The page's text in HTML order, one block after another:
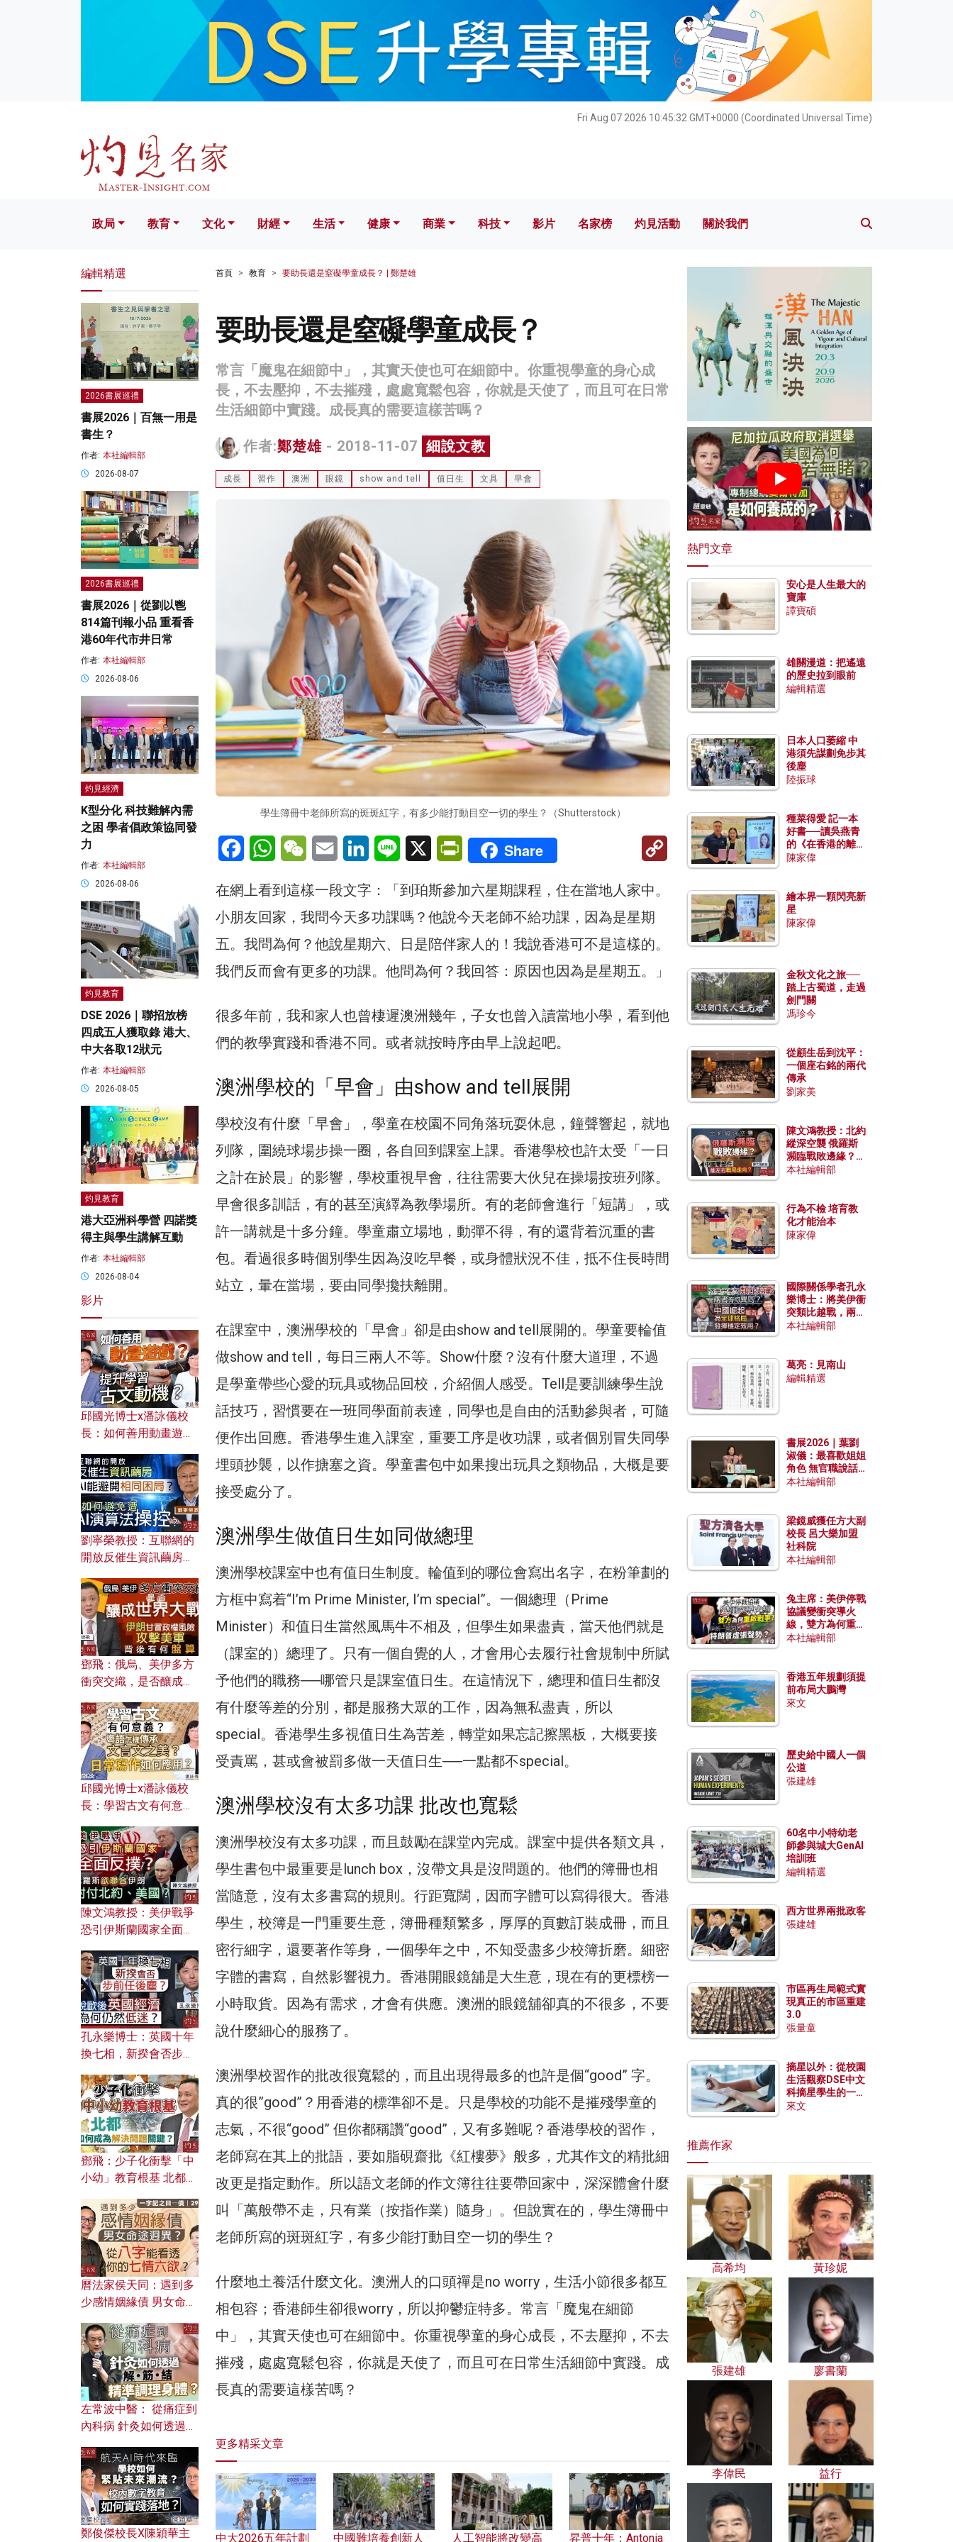
Fri Aug 07 2026 10:45:34 GMT+0000 (Coordinated Universal Time)
文化 財經 生活 健康 科技 影片 名家榜 灼見活動 關於我們
政局 教育 文化 財經 生活 健康 商業 科技 影片 名家榜 灼見活動 關於我們
首頁 教育 要助長還是窒礙學童成長？ | 鄭楚雄
要助長還是窒礙學童成長？
常言「魔鬼在細節中」，其實天使也可在細節中。你重視學童的身心成
長，不去壓抑，不去摧殘，處處寬鬆包容，你就是天使了，而且可在日常
生活細節中實踐。成長真的需要這樣苦嗎？
作者:鄭楚雄 - 2018-11-07 細說文教
成長 習作 澳洲 眼鏡 show and tell 值日生 文具 早會
學生簿冊中老師所寫的斑斑紅字，有多少能打動目空一切的學生？（Shutterstock）
FacebookWhatsAppWeChatEmail LinkedInLine X PrintFriendly
Share
Copy
在網上看到這樣一段文字：「到珀斯參加六星期課程，住在當地人家中。
小朋友回家，我問今天多功課嗎？他說今天老師不給功課，因為是星期
五。我問為何？他說星期六、日是陪伴家人的！我說香港可不是這樣的。
我們反而會有更多的功課。他問為何？我回答：原因也因為是星期五。」
很多年前，我和家人也曾棲遲澳洲幾年，子女也曾入讀當地小學，看到他
們的教學實踐和香港不同。或者就按時序由早上說起吧。
澳洲學校的「早會」由show and tell展開
學校沒有什麼「早會」，學童在校園不同角落玩耍休息，鐘聲響起，就地
列隊，圍繞球場步操一圈，各自回到課室上課。香港學校也許太受「一日
之計在於晨」的影響，學校重視早會，往往需要大伙兒在操場按班列隊。
早會很多訓話，有的甚至演繹為教學場所。有的老師會進行「短講」，或
許一講就是十多分鐘。學童肅立場地，動彈不得，有的還背着沉重的書
包。看過很多時個別學生因為沒吃早餐，或身體狀況不佳，抵不住長時間
站立，暈在當場，要由同學攙扶離開。
在課室中，澳洲學校的「早會」卻是由show and tell展開的。學童要輪值
做show and tell，每日三兩人不等。Show什麼？沒有什麼大道理，不過
是學童帶些心愛的玩具或物品回校，介紹個人感受。Tell是要訓練學生說
話技巧，習慣要在一班同學面前表達，同學也是自由的活動參與者，可隨
便作出回應。香港學生進入課室，重要工序是收功課，或者個別冒失同學
埋頭抄襲，以作搪塞之資。學童書包中如果搜出玩具之類物品，大概是要
接受處分了。
澳洲學生做值日生如同做總理
澳洲學校課室中也有值日生制度。輪值到的哪位會寫出名字，在粉筆劃的
方框中寫着“I’m Prime Minister, I’m special”。一個總理（Prime
Minister）和值日生當然風馬牛不相及，但學生如果盡責，當天他們就是
（課室的）總理了。只有一個自覺的人，才會用心去履行社會規制中所賦
予他們的職務──哪管只是課室值日生。在這情況下，總理和值日生都沒
有什麼等差的分別，都是服務大眾的工作，因為無私盡責，所以
special。香港學生多視值日生為苦差，轉堂如果忘記擦黑板，大概要接
受責罵，甚或會被罰多做一天值日生──一點都不special。
澳洲學校沒有太多功課 批改也寬鬆
澳洲學校沒有太多功課，而且鼓勵在課堂內完成。課室中提供各類文具，
學生書包中最重要是lunch box，沒帶文具是沒問題的。他們的簿冊也相
當隨意，沒有太多書寫的規則。行距寬闊，因而字體可以寫得很大。香港
學生，校簿是一門重要生意，簿冊種類繁多，厚厚的頁數訂裝成冊，而且
密行細字，還要著作等身，一個學年之中，不知受盡多少校簿折磨。細密
字體的書寫，自然影響視力。香港開眼鏡舖是大生意，現在有的更標榜一
小時取貨。因為有需求，才會有供應。澳洲的眼鏡舖卻真的不很多，不要
說什麼細心的服務了。
澳洲學校習作的批改很寬鬆的，而且出現得最多的也許是個“good” 字。
真的很”good”？用香港的標準卻不是。只是學校的功能不是摧殘學童的
志氣，不很“good” 但你都稱讚“good”，又有多難呢？香港學校的習作，
老師寫在其上的批語，要如脂硯齋批《紅樓夢》般多，尤其作文的精批細
改更是指定動作。所以語文老師的作文簿往往要帶回家中，深深體會什麼
叫「萬般帶不走，只有業（按指作業）隨身」。但說實在的，學生簿冊中
老師所寫的斑斑紅字，有多少能打動目空一切的學生？
什麼地土養活什麼文化。澳洲人的口頭禪是no worry，生活小節很多都互
相包容；香港師生卻很worry，所以抑鬱症特多。常言「魔鬼在細節
中」，其實天使也可在細節中。你重視學童的身心成長，不去壓抑，不去
摧殘，處處寬鬆包容，你就是天使了，而且可在日常生活細節中實踐。成
長真的需要這樣苦嗎？
更多精采文章
中大2026五年計劃 中國難培養創新人 人工智能將改變高 昇普十年：Antonia
編輯精選
2026書展巡禮
書展2026｜百無一用是
書生？
作者: 本社編輯部
2026-08-07
2026書展巡禮
書展2026｜從劉以鬯
814篇刊報小品 重看香
港60年代市井日常
作者: 本社編輯部
2026-08-06
灼見經濟
K型分化 科技難解內需
之困 學者倡政策協同發
力
作者: 本社編輯部
2026-08-06
灼見教育
DSE 2026｜聯招放榜
四成五人獲取錄 港大、
中大各取12狀元
作者: 本社編輯部
2026-08-05
灼見教育
港大亞洲科學營 四諾獎
得主與學生講解互動
作者: 本社編輯部
2026-08-04
影片
邱國光博士x潘詠儀校
長：如何善用動畫遊戲
劉寧榮教授：互聯網的
開放反催生資訊繭房，
何避免遭AI演算法操
控？
鄧飛：俄烏、美伊多方
衝突交織，是否釀成世
風險攻擊美軍，背後有
何盤算？
邱國光博士x潘詠儀校
長：學習古文有何意
文之美？ 日常寫作如何
應用？
陳文鴻教授：美伊戰爭
恐引伊斯蘭國家全面反
對付北約美國？
孔永樂博士：英國十年
換七相，新揆會否步前
濟為何仍然低迷？
鄧飛：少子化衝擊「中
小幼」教育根基 北都如
曆法家侯天同：遇到多
少感情姻緣債 男女命途
的七情六欲？
左常波中醫： 從痛症到
內科病 針灸如何透過解
鄭俊傑校長X陳穎華主
熱門文章
安心是人生最大的
寶庫
譚寶碩
雄關漫道：把遙遠
的歷史拉到眼前
編輯精選
日本人口萎縮 中
港須先謀劃免步其
後塵
陸振球
種菜得愛 記一本
好書──讀吳燕青
的《在香港的離島
種菜》
陳家偉
繪本界一顆閃亮新
星
陳家偉
金秋文化之旅──
踏上古蜀道，走過
劍門關
馮珍今
從顧生岳到沈平：
一個座右銘的兩代
傳承
劉家美
陳文鴻教授：北約
縱深空襲 俄羅斯
瀕臨戰敗邊緣？中
國零部件能左右戰
本社編輯部
行為不檢 培育教
化才能治本
陳家偉
國際關係學者孔永
樂博士：將美伊衝
突類比越戰，兩者
有何異同？中國崛
本社編輯部
葛亮：見南山
編輯精選
書展2026｜葉劉
淑儀：最喜歡姐姐
角色 無官職說話
包袱少
本社編輯部
梁鏡威獲任方大副
校長 呂大樂加盟
社科院
本社編輯部
兔主席：美伊停戰
協議變衝突導火
線，雙方為何重啟
戰爭？伊朗一早洞
本社編輯部
香港五年規劃須提
前布局大鵬灣
來文
歷史給中國人一個
公道
張建雄
60名中小特幼老
師參與城大GenAI
培訓班
編輯精選
西方世界兩批政客
張建雄
市區再生局範式實
現真正的市區重建
3.0
張量童
摘星以外：從校園
生活觀察DSE中文
科摘星學生的一點
特質
來文
推薦作家
高希均 黃珍妮
張建雄 廖書蘭
李偉民 益行